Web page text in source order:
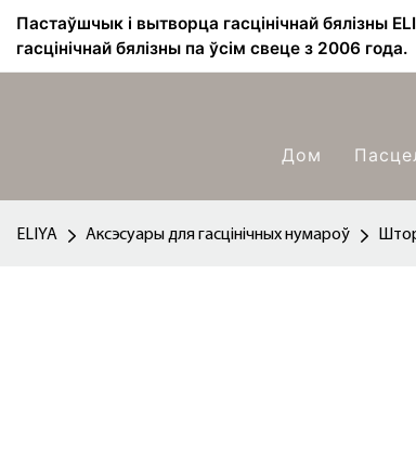
Пастаўшчык і вытворца гасцінічнай бялізны
гасцінічнай бялізны па ўсім свеце з 2006 года.
Дом
ELIYA Аксэсуары для гасцінічных нумароў